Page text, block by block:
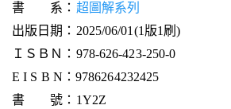
書 系： 超圖解系列
出版日期：2025/06/01(1版1刷)
ＩＳＢＮ：978-626-423-250-0
E I S B N：9786264232425
書 號：1Y2Z